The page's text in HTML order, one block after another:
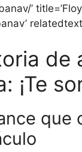
’
de
¡Te
que